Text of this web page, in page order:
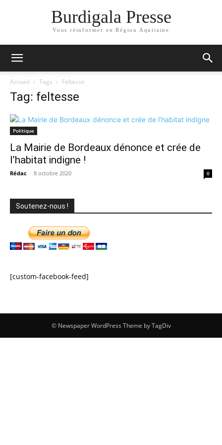
Burdigala Presse
Vous réinformer en Région Aquitaine
Accueil Tags Feltesse
Tag: feltesse
Politique
La Mairie de Bordeaux dénonce et crée de
l’habitat indigne !
Rédac - 8 octobre 2020 0
Soutenez-nous !
[custom-facebook-feed]
© Newspaper WordPress Theme by TagDiv